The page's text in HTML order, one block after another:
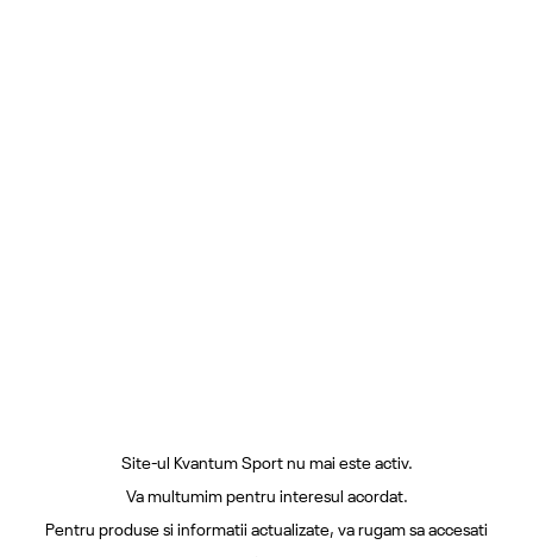
Site-ul Kvantum Sport nu mai este activ.
Va multumim pentru interesul acordat.
Pentru produse si informatii actualizate, va rugam sa accesati